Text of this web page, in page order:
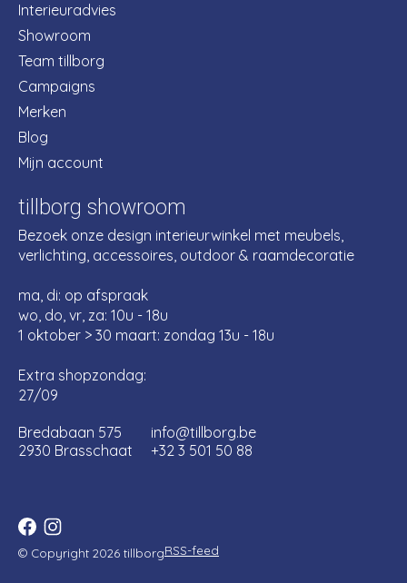
Interieuradvies
Showroom
Team tillborg
Campaigns
Merken
Blog
Mijn account
tillborg showroom
Bezoek onze design interieurwinkel met meubels,
verlichting, accessoires, outdoor & raamdecoratie
ma, di: op afspraak
wo, do, vr, za: 10u - 18u
1 oktober > 30 maart: zondag 13u - 18u
Extra shopzondag:
27/09
Bredabaan 575
2930 Brasschaat
info@tillborg.be
+32 3 501 50 88
© Copyright 2026 tillborgRSS-feed